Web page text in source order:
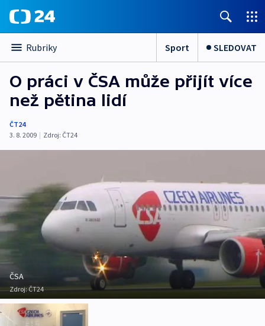
Rubriky Sport SLEDOVAT
O práci v ČSA může přijít více
než pětina lidí
ČT24
3. 8. 2009 | Zdroj: ČT24
ČSA
Zdroj: ČT24